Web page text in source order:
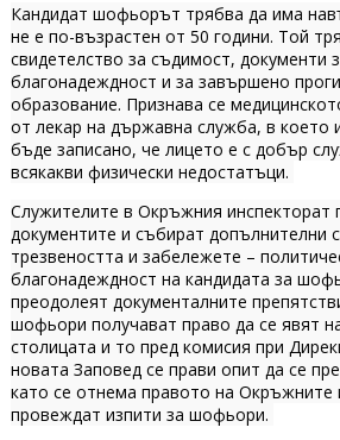
Кандидат шофьорът трябва да има
не е по-възрастен от 50 години. Той
свидетелство за съдимост, документи
благонадеждност и за завършено
образование. Признава се
от лекар на държавна служба, в което
бъде записано, че лицето е с добър
всякакви физически недостатъци.
Служителите в Окръжния инспекторат
документите и събират допълнителни
трезвеността и забележете –
благонадеждност на кандидата за
преодолеят документалните
шофьори получават право да се явят
столицата и то пред комисия при
новата Заповед се прави опит да се
като се отнема правото на Окръжните
провеждат изпити за шофьори.